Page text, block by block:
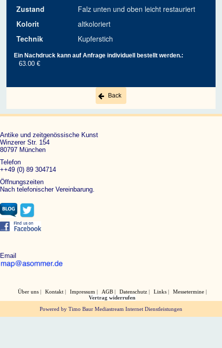
Zustand
Falz unten und oben leicht restauriert
Kolorit
altkoloriert
Technik
Kupferstich
Ein Nachdruck kann auf Anfrage individuell bestellt werden.:
63.00 €
Back
Antike und zeitgenössische Kunst
Winzerer Str. 154
80797 München
Telefon
++49 (0) 89 304714
Öffnungszeiten
Nach telefonischer Vereinbarung.
Email
Über uns Kontakt Impressum AGB Datenschutz Links
Messetermine
Vertrag widerrufen
Powered by Timo Baur Mediastream Internet Dienstleistungen